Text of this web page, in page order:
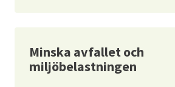
Minska avfallet och
miljöbelastningen